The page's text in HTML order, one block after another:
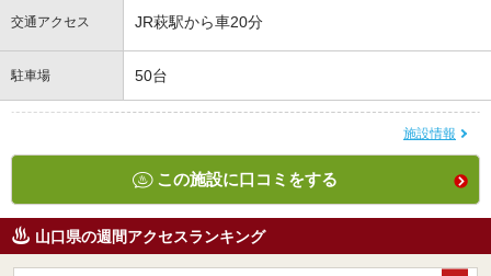
交通アクセス JR萩駅から車20分
駐車場 50台
施設情報
この施設に口コミをする
山口県の週間アクセスランキング